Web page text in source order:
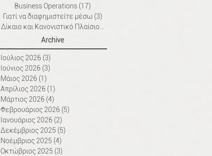
Business Operations (17)
Γιατί να διαφημιστείτε μέσω (3)
Archive
Ιούλιος 2026 (3)
Ιούνιος 2026 (3)
Μάιος 2026 (1)
Απρίλιος 2026 (1)
Μάρτιος 2026 (4)
Φεβρουάριος 2026 (5)
Ιανουάριος 2026 (2)
Δεκέμβριος 2025 (5)
Νοέμβριος 2025 (4)
Οκτώβριος 2025 (3)